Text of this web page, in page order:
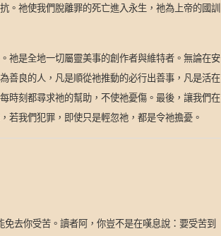
。祂使我們脫離罪的死亡進入永生，祂為上帝的國訓
祂是全地一切屬靈美事的創作者與維特者。無論在安
善良的人，凡是順從祂推動的必行出善事，凡是活在
時刻都尋求祂的幫助，不使祂憂傷。最後，讓我們在
若我們犯罪，即使只是輕忽祂，都是令祂擔憂。
去你受苦。讀者阿，你豈不是在嘆息說：要受苦到